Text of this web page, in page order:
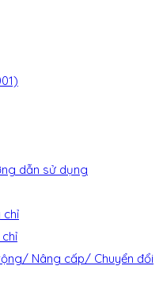
dẫn sử dụng
chỉ
Nâng cấp/ Chuyển đổi